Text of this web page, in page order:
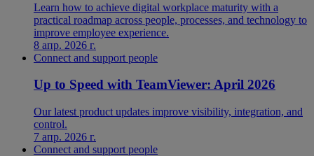
Learn how to achieve digital workplace maturity with a
practical roadmap across people, processes, and technology to
improve employee experience.
8 апр. 2026 г.
Connect and support people
Up to Speed with TeamViewer: April 2026
Our latest product updates improve visibility, integration, and
control.
7 апр. 2026 г.
Connect and support people